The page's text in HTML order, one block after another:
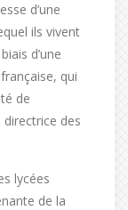
d’une
ils vivent
d’une
qui
de
des
lycées
de la